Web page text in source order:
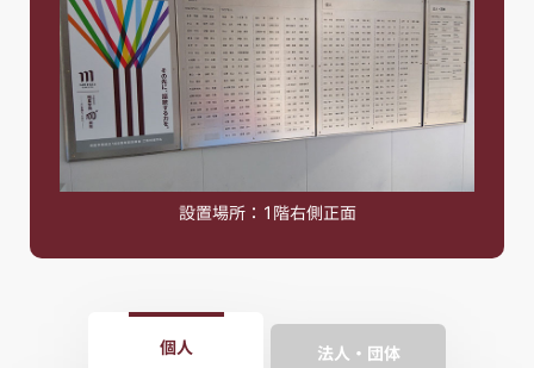
設置場所：1階右側正面
個人 法人・団体